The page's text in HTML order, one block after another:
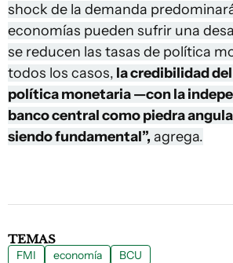
shock de la demanda
economías pueden sufrir una
se reducen las tasas de política
todos los casos, la credibilidad
política monetaria —con la
banco central como piedra
siendo fundamental”, agrega.
TEMAS
FMI economía BCU